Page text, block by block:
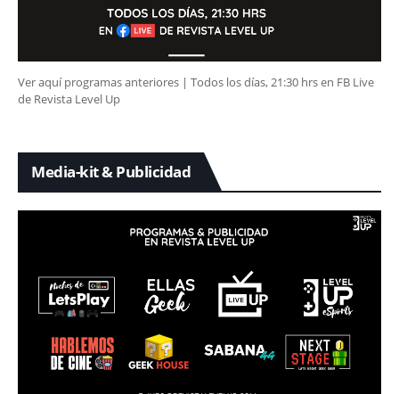
Ver aquí programas anteriores | Todos los días, 21:30 hrs en FB Live
de Revista Level Up
Media-kit & Publicidad